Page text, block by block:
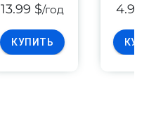
13.99 $/год
КУПИТЬ
4.99 $